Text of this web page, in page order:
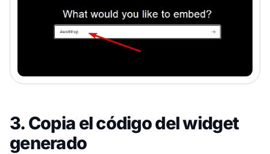
3. Copia el código del widget
generado